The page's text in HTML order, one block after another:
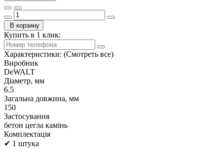
В корзину
Купить в 1 клик:
Характеристики: (Смотреть все)
Виробник
DeWALT
Діаметр, мм
6.5
Загальна довжина, мм
150
Застосування
бетон цегла камінь
Комплектація
✔ 1 штука